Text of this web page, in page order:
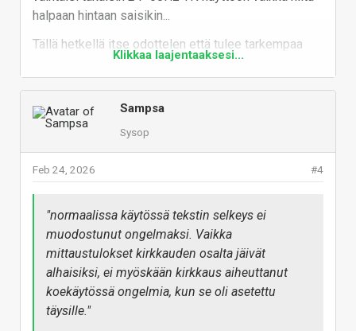
halpaan hintaan saisikin...
Tällä hetkellä itse odottelen että tulee tarkempaa
dataa pidemmän (useamman vuoden) OLED ja QD-
OLED näytöistä sekä 32" 4K näyttöjen hintojen
tippumista. Sitten voikin taas hankkia uuden 6-10+
vuoden näytön nykyistä korvaamaan.
Vastaa
Klikkaa laajentaaksesi...
Sampsa
Sysop
#4
Feb 24, 2026
"normaalissa käytössä tekstin selkeys ei
muodostunut ongelmaksi. Vaikka
mittaustulokset kirkkauden osalta jäivät
alhaisiksi, ei myöskään kirkkaus aiheuttanut
koekäytössä ongelmia, kun se oli asetettu
täysille."